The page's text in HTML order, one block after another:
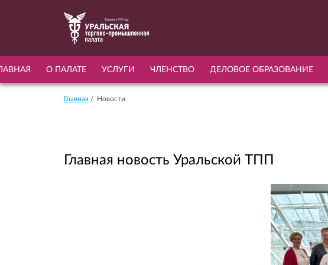
О ПАЛАТЕ УСЛУГИ ЧЛЕНСТВО ДЕЛОВОЕ ОБРАЗОВАНИЕ
Главная Новости
Главная новость Уральской ТПП